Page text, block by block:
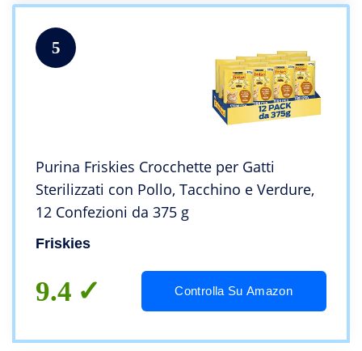
5
Purina Friskies Crocchette per Gatti
Sterilizzati con Pollo, Tacchino e Verdure,
12 Confezioni da 375 g
Friskies
9.4 Controlla Su Amazon